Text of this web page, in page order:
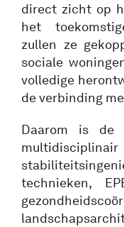
direct zicht op
het
zullen ze
sociale
volledige
de verbinding
Daarom is de
technieken,